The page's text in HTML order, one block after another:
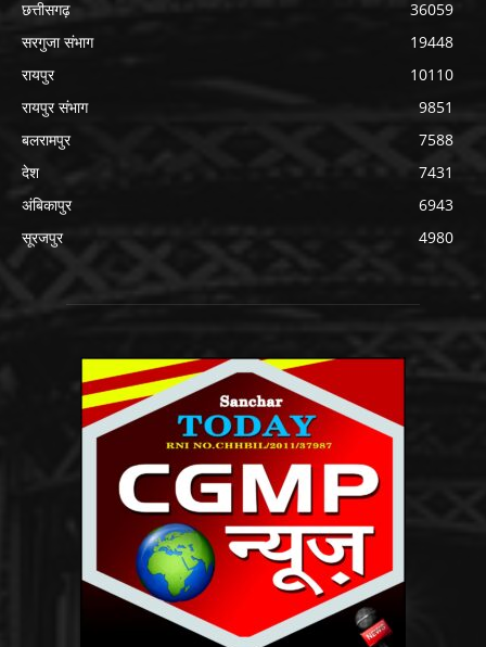
छत्तीसगढ़
36059
सरगुजा संभाग
19448
रायपुर
10110
रायपुर संभाग
9851
बलरामपुर
7588
देश
7431
अंबिकापुर
6943
सूरजपुर
4980